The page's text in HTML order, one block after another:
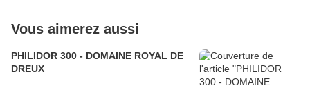
Vous aimerez aussi
PHILIDOR 300 - DOMAINE ROYAL DE
DREUX